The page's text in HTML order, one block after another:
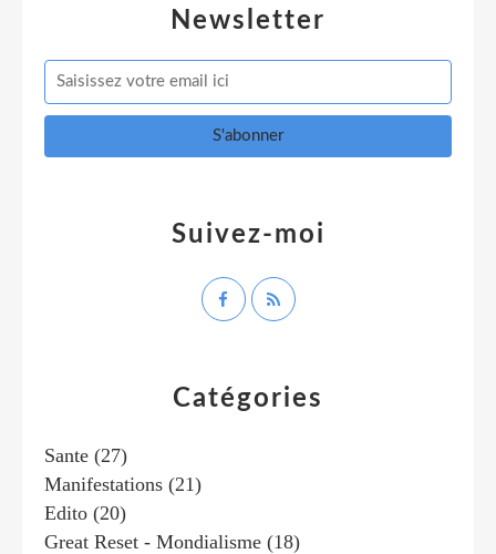
Newsletter
Catégories
Sante (27)
Manifestations (21)
Edito (20)
Great Reset - Mondialisme (18)
Suivez-moi